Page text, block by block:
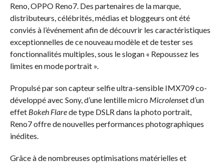
Reno, OPPO Reno7. Des partenaires de la marque,
distributeurs, célébrités, médias et bloggeurs ont été
conviés à l’événement afin de découvrir les caractéristiques
exceptionnelles de ce nouveau modèle et de tester ses
fonctionnalités multiples, sous le slogan « Repoussez les
limites en mode portrait ».
Propulsé par son capteur selfie ultra-sensible IMX709 co-
développé avec Sony, d’une lentille micro Microlenset d’un
effet Bokeh Flarede type DSLR dans la photo portrait,
Reno7 offre de nouvelles performances photographiques
inédites.
Grâce à de nombreuses optimisations matérielles et